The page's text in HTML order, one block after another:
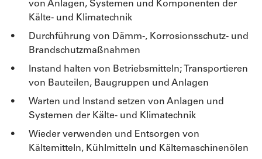
von Anlagen, Systemen und Komponenten der
Kälte- und Klimatechnik
Durchführung von Dämm-, Korrosionsschutz- und
Brandschutzmaßnahmen
Instand halten von Betriebsmitteln; Transportieren
von Bauteilen, Baugruppen und Anlagen
Warten und Instand setzen von Anlagen und
Systemen der Kälte- und Klimatechnik
Wieder verwenden und Entsorgen von
Kältemitteln, Kühlmitteln und Kältemaschinenölen